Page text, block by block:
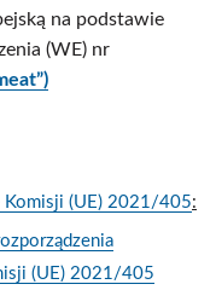
na podstawie
(WE) nr
Komisji (UE) 2021/405:
(UE) 2021/405